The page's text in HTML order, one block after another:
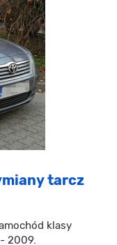
tarcz
klasy
2009.